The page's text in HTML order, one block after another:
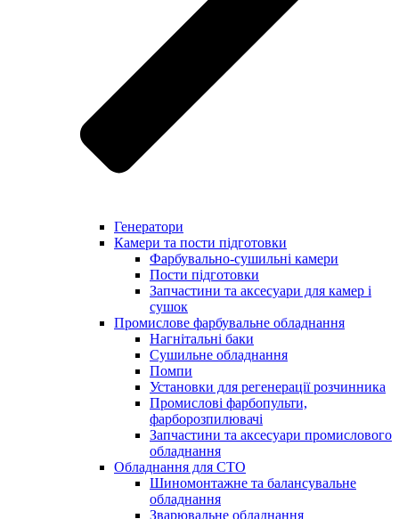
Генератори
Камери та пости підготовки
Фарбувально-сушильні камери
Пости підготовки
Запчастини та аксесуари для камер і
сушок
Промислове фарбувальне обладнання
Нагнітальні баки
Сушильне обладнання
Помпи
Установки для регенерації розчинника
Промислові фарбопульти,
фарборозпилювачі
Запчастини та аксесуари промислового
обладнання
Обладнання для СТО
Шиномонтажне та балансувальне
обладнання
Зварювальне обладнання